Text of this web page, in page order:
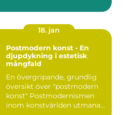
18. jan
Postmodern konst - En
djupdykning i estetisk
mångfald
En övergripande, grundlig
översikt över "postmodern
konst" Postmodernismen
inom konstvärlden utmana...